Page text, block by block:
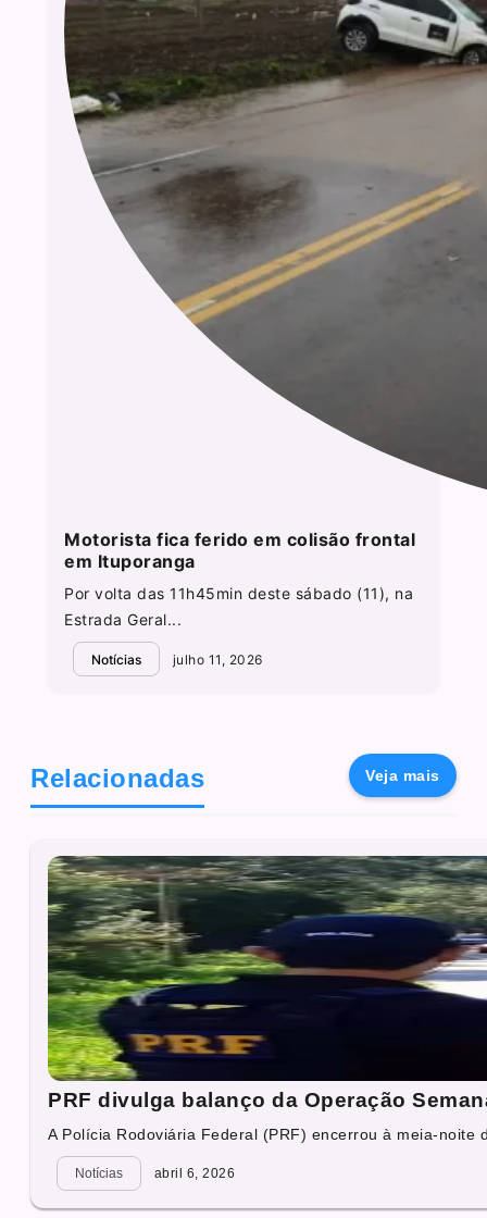
Motorista fica ferido em colisão frontal
em Ituporanga
Por volta das 11h45min deste sábado (11), na
Estrada Geral...
Notícias julho 11, 2026
Relacionadas Veja mais
PRF divulga balanço da Operação
A Polícia Rodoviária Federal (PRF) encerrou à meia-noite
Notícias abril 6, 2026